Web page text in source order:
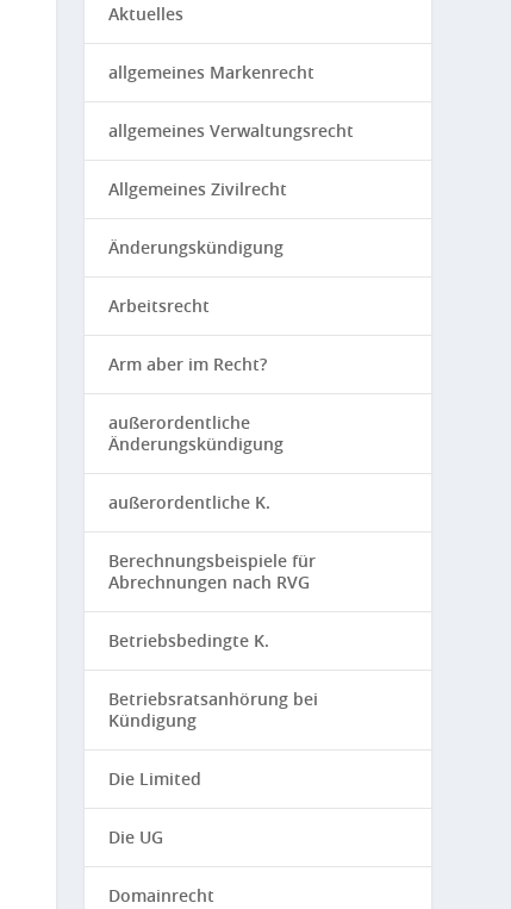
Aktuelles
allgemeines Markenrecht
allgemeines Verwaltungsrecht
Allgemeines Zivilrecht
Änderungskündigung
Arbeitsrecht
Arm aber im Recht?
außerordentliche
Änderungskündigung
außerordentliche K.
Berechnungsbeispiele für
Abrechnungen nach RVG
Betriebsbedingte K.
Betriebsratsanhörung bei
Kündigung
Die Limited
Die UG
Domainrecht